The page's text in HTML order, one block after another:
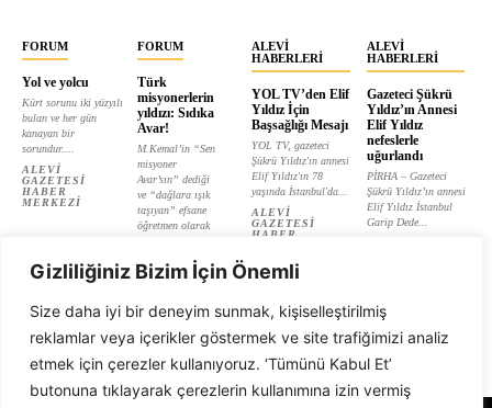
Gizliliğiniz Bizim İçin Önemli
Size daha iyi bir deneyim sunmak, kişiselleştirilmiş
reklamlar veya içerikler göstermek ve site trafiğimizi analiz
etmek için çerezler kullanıyoruz. ‘Tümünü Kabul Et’
butonuna tıklayarak çerezlerin kullanımına izin vermiş
FORUM
Yol ve yolcu
Kürt sorunu iki yüzyılı
bulan ve her gün
kanayan bir
sorundur....
ALEVI
GAZETESI
HABER
MERKEZI
FORUM
Türk
misyonerlerin
yıldızı: Sıdıka
Avar!
M.Kemal’in “Sen
misyoner
Avar’sın” dediği
ve “dağlara ışık
taşıyan” efsane
öğretmen olarak
ALEVI
GAZETESI
ALEVI
HABERLERI
YOL TV’den Elif
Yıldız İçin
Başsağlığı Mesajı
YOL TV, gazeteci
Şükrü Yıldız'ın annesi
Elif Yıldız'ın 78
yaşında İstanbul'da...
ALEVI
GAZETESI
HABER
ALEVI
HABERLERI
Gazeteci Şükrü
Yıldız’ın Annesi
Elif Yıldız
nefeslerle
uğurlandı
PİRHA – Gazeteci
Şükrü Yıldız’ın annesi
Elif Yıldız İstanbul
Garip Dede...